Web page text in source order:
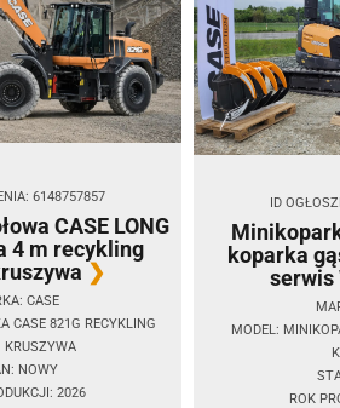
6148757857
CASE LONG
4 m recykling
CASE
CASE 821G RECYKLING
KRUSZYWA
NOWY
2026
ID
koparka
serwis
MODEL:
ROK